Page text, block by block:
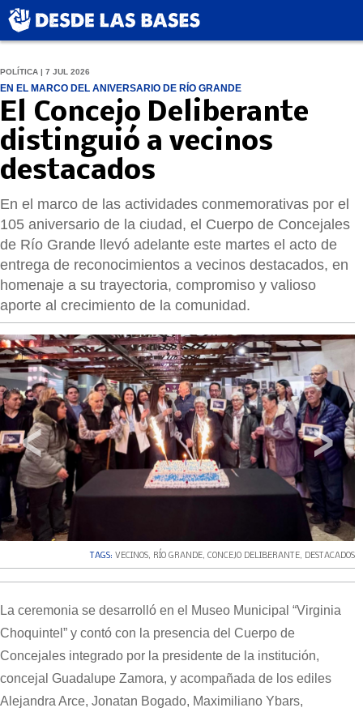
POLÍTICA | 7 JUL 2026
EN EL MARCO DEL ANIVERSARIO DE RÍO GRANDE
El Concejo Deliberante
distinguió a vecinos
destacados
En el marco de las actividades conmemorativas por el
105 aniversario de la ciudad, el Cuerpo de Concejales
de Río Grande llevó adelante este martes el acto de
entrega de reconocimientos a vecinos destacados, en
homenaje a su trayectoria, compromiso y valioso
aporte al crecimiento de la comunidad.
‹ ›
TAGS: VECINOS, RÍO GRANDE, CONCEJO DELIBERANTE, DESTACADOS
La ceremonia se desarrolló en el Museo Municipal “Virginia
Choquintel” y contó con la presencia del Cuerpo de
Concejales integrado por la presidente de la institución,
concejal Guadalupe Zamora, y acompañada de los ediles
Alejandra Arce, Jonatan Bogado, Maximiliano Ybars,